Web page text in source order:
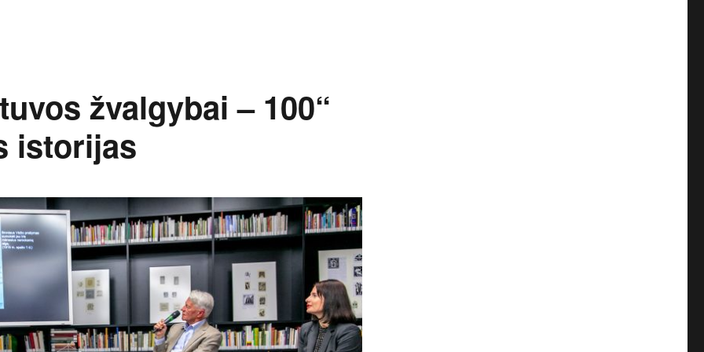
žvalgybai – 100“
istorijas